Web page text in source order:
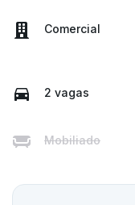
Comercial
2 vagas
Mobiliado